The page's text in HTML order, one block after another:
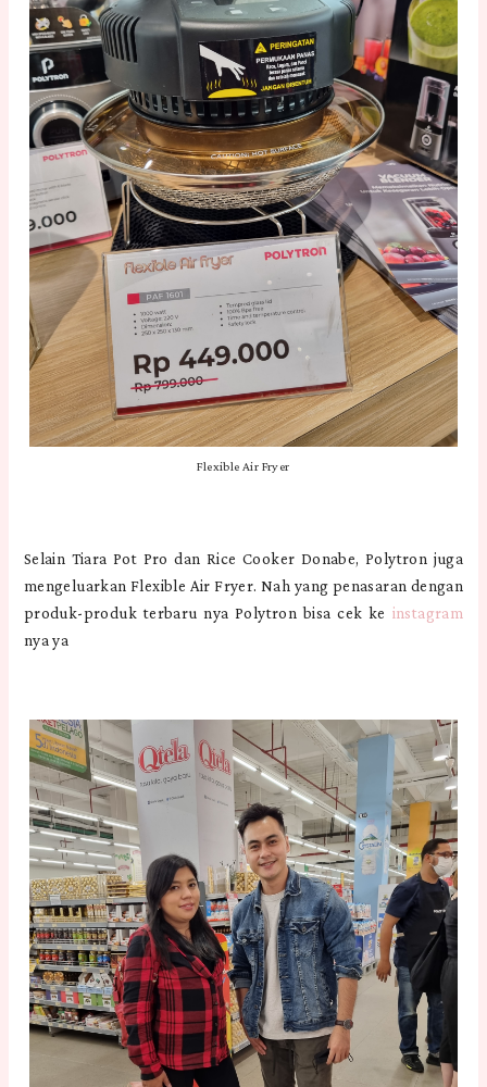
Flexible Air Fryer
Selain Tiara Pot Pro dan Rice Cooker Donabe, Polytron juga
mengeluarkan Flexible Air Fryer. Nah yang penasaran dengan
produk-produk terbaru nya Polytron bisa cek ke instagram
nya ya